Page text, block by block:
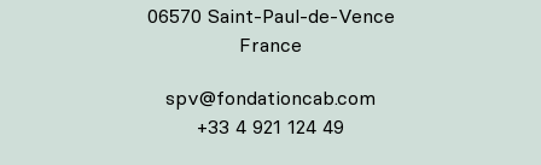
06570 Saint-Paul-de-Vence
France
spv@fondationcab.com
+33 4 921 124 49